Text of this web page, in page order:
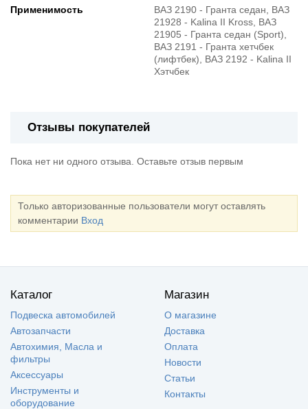
Применимость
ВАЗ 2190 - Гранта седан, ВАЗ
21928 - Kalina II Kross, ВАЗ
21905 - Гранта седан (Sport),
ВАЗ 2191 - Гранта хетчбек
(лифтбек), ВАЗ 2192 - Kalina II
Хэтчбек
Отзывы покупателей
Пока нет ни одного отзыва. Оставьте отзыв первым
Только авторизованные пользователи могут оставлять
комментарии Вход
Каталог
Подвеска автомобилей
Автозапчасти
Автохимия, Масла и
фильтры
Аксессуары
Инструменты и
оборудование
Магазин
О магазине
Доставка
Оплата
Новости
Статьи
Контакты